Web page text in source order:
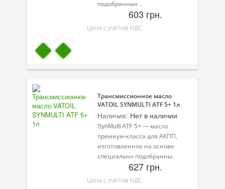
подобранных ..
603 грн.
Цена с учётом НДС
Трансмиссионное масло
VATOIL SYNMULTI ATF 5+ 1л
Наличие: Нет в наличии
SynMulti ATF 5+ — масло
премиум-класса для АКПП,
изготовленное на основе
специально подобранны..
627 грн.
Цена с учётом НДС